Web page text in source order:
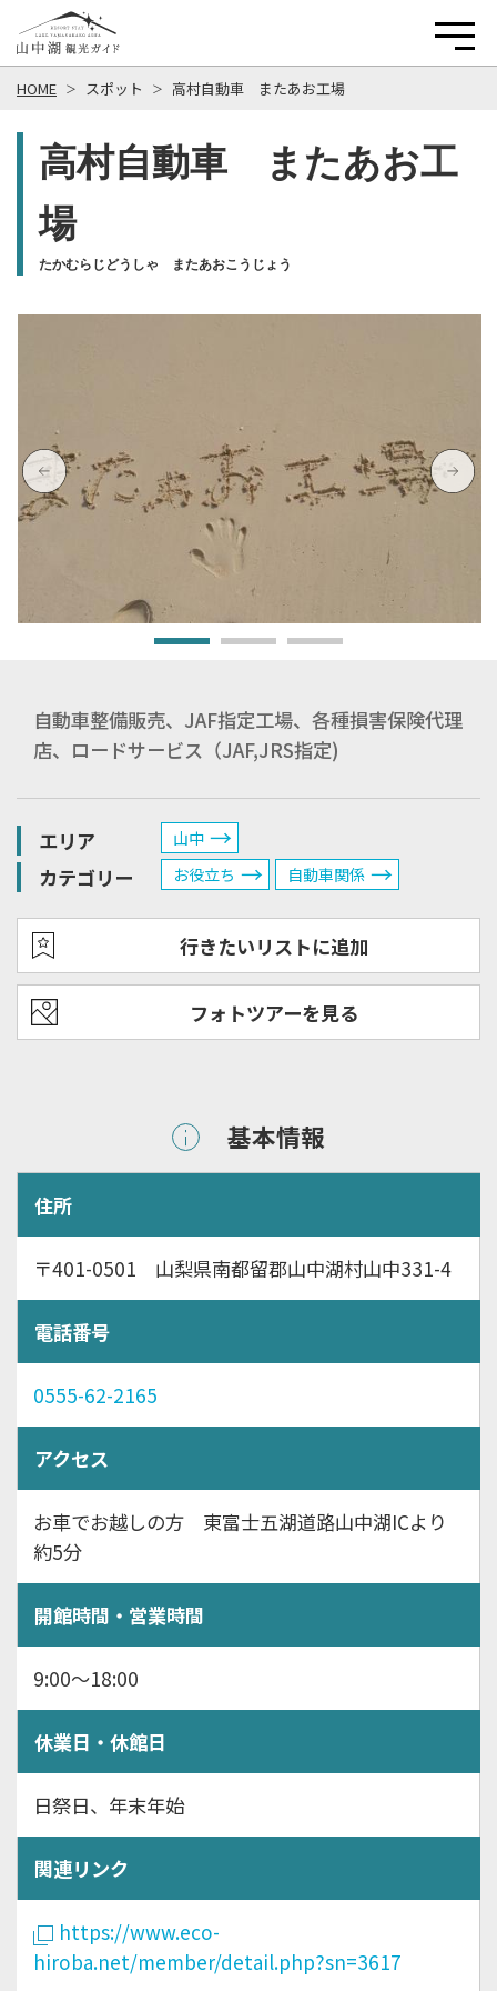
HOME スポット 高村自動車 またあお工場
高村自動車 またあお工
場
たかむらじどうしゃ またあおこうじょう
自動車整備販売、JAF指定工場、各種損害保険代理
店、ロードサービス（JAF,JRS指定)
エリア 山中
カテゴリー お役立ち 自動車関係
行きたいリストに追加
フォトツアーを見る
基本情報
住所
〒401-0501 山梨県南都留郡山中湖村山中331-4
電話番号
0555-62-2165
アクセス
お車でお越しの方 東富士五湖道路山中湖ICより
約5分
開館時間・営業時間
9:00～18:00
休業日・休館日
日祭日、年末年始
関連リンク
https://www.eco-
hiroba.net/member/detail.php?sn=3617